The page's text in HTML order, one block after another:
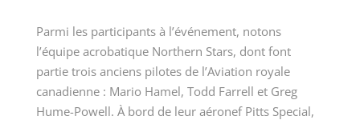
Parmi les participants à l’événement, notons
l’équipe acrobatique Northern Stars, dont font
partie trois anciens pilotes de l’Aviation royale
canadienne : Mario Hamel, Todd Farrell et Greg
Hume-Powell. À bord de leur aéronef Pitts Special,